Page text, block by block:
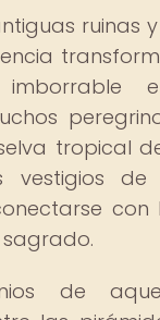
ruinas
tropical
vestigios de
con
de